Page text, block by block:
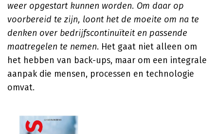
weer opgestart kunnen worden. Om daar op
voorbereid te zijn, loont het de moeite om na te
denken over bedrijfscontinuïteit en passende
maatregelen te nemen. Het gaat niet alleen om
het hebben van back-ups, maar om een integrale
aanpak die mensen, processen en technologie
omvat.